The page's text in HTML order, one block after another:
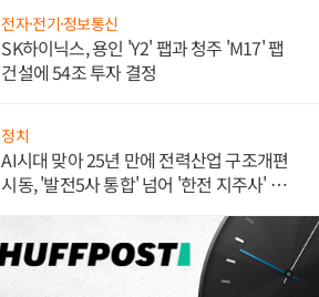
전자·전기·정보통신
SK하이닉스, 용인 'Y2' 팹과 청주 'M17' 팹
건설에 54조 투자 결정
정치
AI시대 맞아 25년 만에 전력산업 구조개편
시동, '발전5사 통합' 넘어 '한전 지주사' 재편